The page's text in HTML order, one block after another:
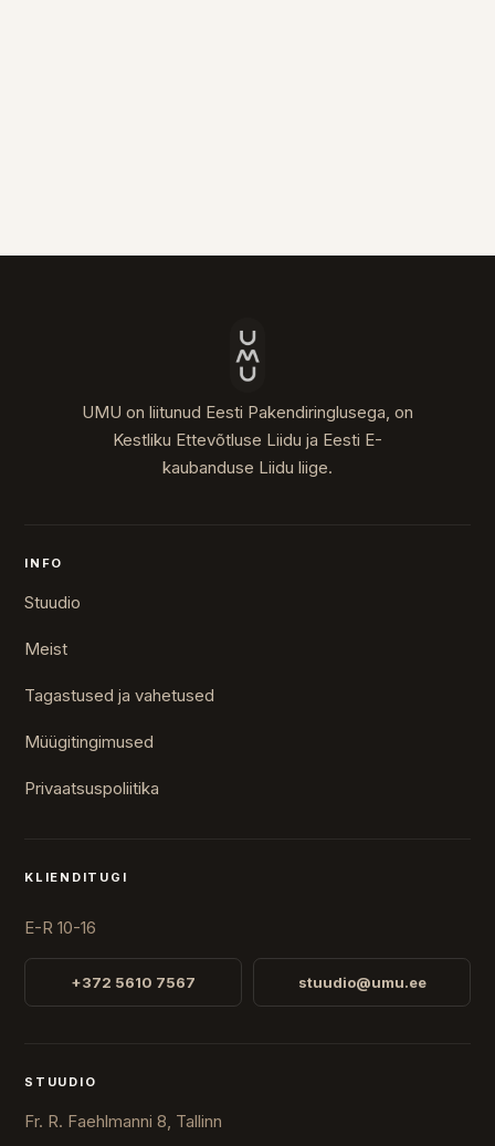
UMU on liitunud Eesti Pakendiringlusega, on
Kestliku Ettevõtluse Liidu ja Eesti E-
kaubanduse Liidu liige.
INFO
Stuudio
Meist
Tagastused ja vahetused
Müügitingimused
Privaatsuspoliitika
KLIENDITUGI
E-R 10-16
+372 5610 7567 stuudio@umu.ee
STUUDIO
Fr. R. Faehlmanni 8, Tallinn